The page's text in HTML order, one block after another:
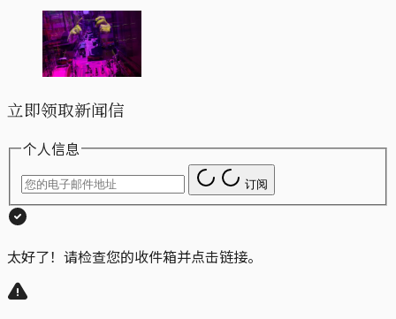
立即领取新闻信
个人信息
订阅
太好了！请检查您的收件箱并点击链接。